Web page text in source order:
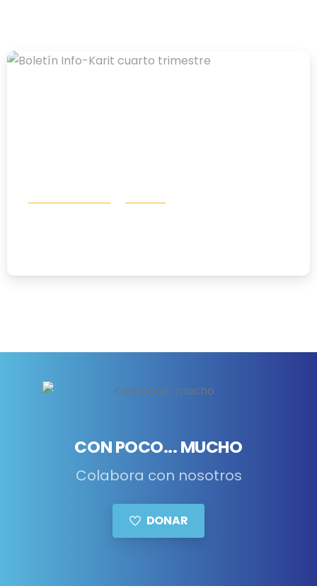
CON POCO... MUCHO
Colabora con nosotros
DONAR